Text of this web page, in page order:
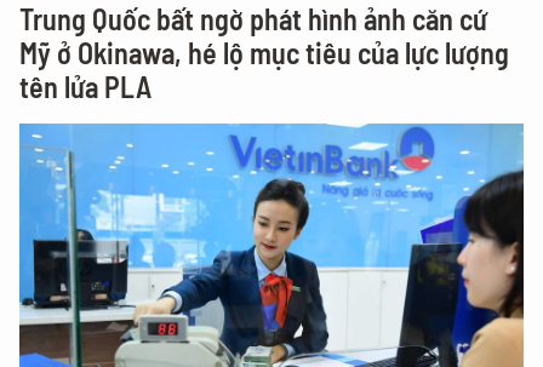
Trung Quốc bất ngờ phát hình ảnh căn cứ
Mỹ ở Okinawa, hé lộ mục tiêu của lực lượng
tên lửa PLA